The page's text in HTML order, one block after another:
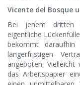
Vicente del Bosque
Bei jenem dritten
eigentliche
bekommt
längerfristigen
angeboten.
das Arbeitspapier